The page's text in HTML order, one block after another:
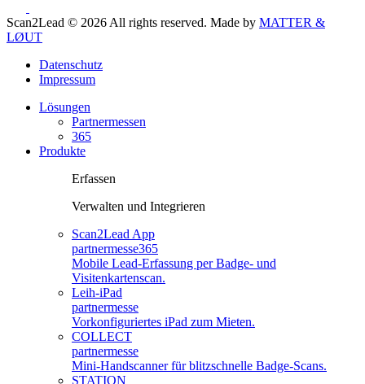
Scan2Lead © 2026 All rights reserved. Made by MATTER &
LØUT
Datenschutz
Impressum
Lösungen
Partnermessen
365
Produkte
Erfassen
Verwalten und Integrieren
Scan2Lead App
partnermesse365
Mobile Lead-Erfassung per Badge- und
Visitenkartenscan.
Leih-iPad
partnermesse
Vorkonfiguriertes iPad zum Mieten.
COLLECT
partnermesse
Mini-Handscanner für blitzschnelle Badge-Scans.
STATION